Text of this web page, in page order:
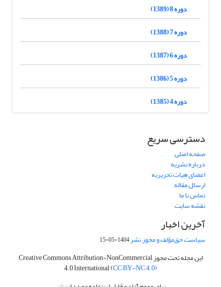
دوره 8 (1389)
دوره 7 (1388)
دوره 6 (1387)
دوره 5 (1386)
دوره 4 (1385)
دسترسی سریع
صفحه اصلی
درباره نشریه
اعضای هیات تحریریه
ارسال مقاله
تماس با ما
نقشه سایت
آخرین اخبار
سیاست حق‌مؤلف و مجوز نشر1404-05-15
این مجله تحت مجوز Creative Commons Attribution-NonCommercial
4.0 International (CC BY-NC 4.0)